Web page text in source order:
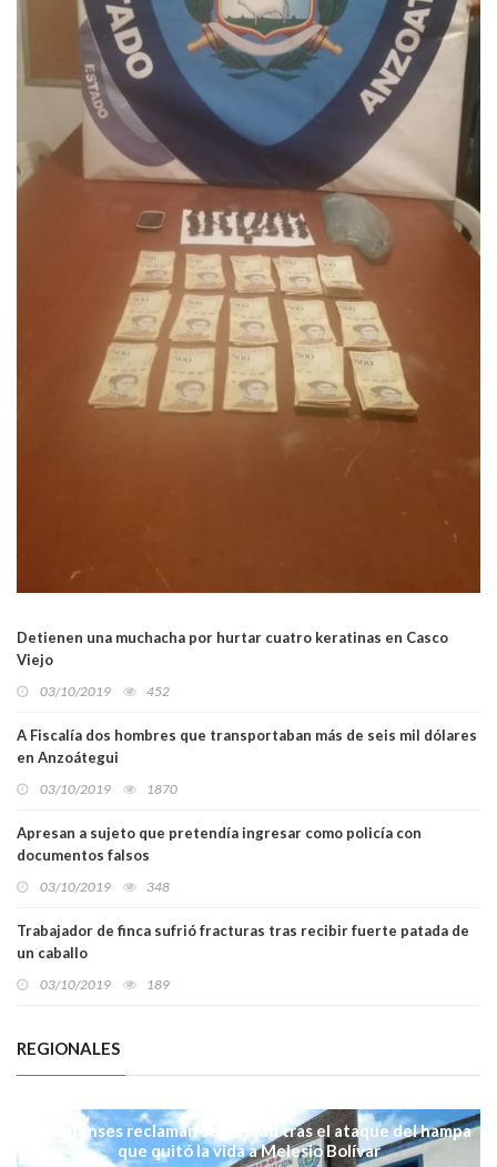
Detienen una muchacha por hurtar cuatro keratinas en Casco
Viejo
03/10/2019 452
A Fiscalía dos hombres que transportaban más de seis mil dólares
en Anzoátegui
03/10/2019 1870
Apresan a sujeto que pretendía ingresar como policía con
documentos falsos
03/10/2019 348
Trabajador de finca sufrió fracturas tras recibir fuerte patada de
un caballo
03/10/2019 189
REGIONALES
Anaquenses reclaman seguridad tras el ataque del hampa
que quitó la vida a Melesio Bolívar